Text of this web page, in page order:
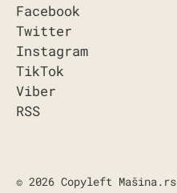
Facebook
Twitter
Instagram
TikTok
Viber
RSS
© 2026 Copyleft Mašina.rs